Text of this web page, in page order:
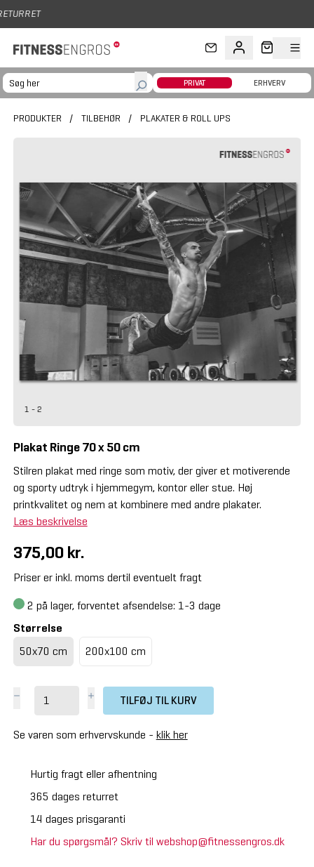
Gå til hovedindhold
PRIVAT ERHVERV
PRODUKTER / TILBEHØR / PLAKATER & ROLL UPS
1 - 2
Plakat Ringe 70 x 50 cm
Stilren plakat med ringe som motiv, der giver et motiverende
og sporty udtryk i hjemmegym, kontor eller stue. Høj
printkvalitet og nem at kombinere med andre plakater.
Læs beskrivelse
375,00 kr.
Priser er inkl. moms dertil eventuelt fragt
2 på lager, forventet afsendelse: 1-3 dage
Størrelse
50x70 cm
200x100 cm
TILFØJ TIL KURV
Se varen som erhvervskunde - klik her
Hurtig fragt eller afhentning
365 dages returret
14 dages prisgaranti
Har du spørgsmål? Skriv til webshop@fitnessengros.dk